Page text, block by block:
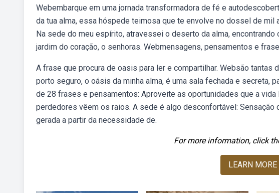
Webembarque em uma jornada transformadora de fé e
da tua alma, essa hóspede teimosa que te envolve no dossel de
Na sede do meu espírito, atravessei o deserto da alma,
jardim do coração, o senhoras. Webmensagens, pensamentos e
A frase que procura de oasis para ler e compartilhar. Websão
porto seguro, o oásis da minha alma, é uma sala fechada e secreta,
de 28 frases e pensamentos: Aproveite as oportunidades que a
perdedores vêem os raios. A sede é algo desconfortável: Sensação
gerada a partir da necessidade de.
For more information, click
LEARN MORE